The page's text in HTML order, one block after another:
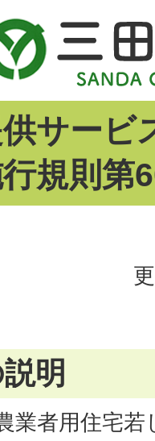
サービ
規則第
明
業者用住宅